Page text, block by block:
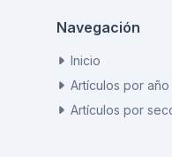
Navegación
Inicio
Artículos por año
Artículos por